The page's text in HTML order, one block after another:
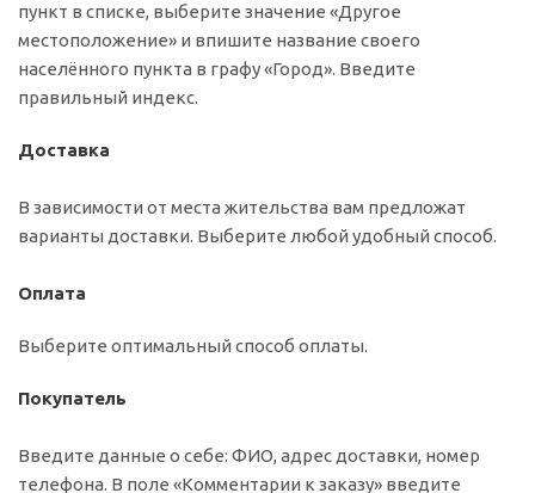
пункт в списке, выберите значение «Другое
местоположение» и впишите название своего
населённого пункта в графу «Город». Введите
правильный индекс.
Доставка
В зависимости от места жительства вам предложат
варианты доставки. Выберите любой удобный способ.
Оплата
Выберите оптимальный способ оплаты.
Покупатель
Введите данные о себе: ФИО, адрес доставки, номер
телефона. В поле «Комментарии к заказу» введите